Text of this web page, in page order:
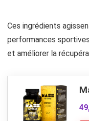
Ces ingrédients
performances
et améliorer la